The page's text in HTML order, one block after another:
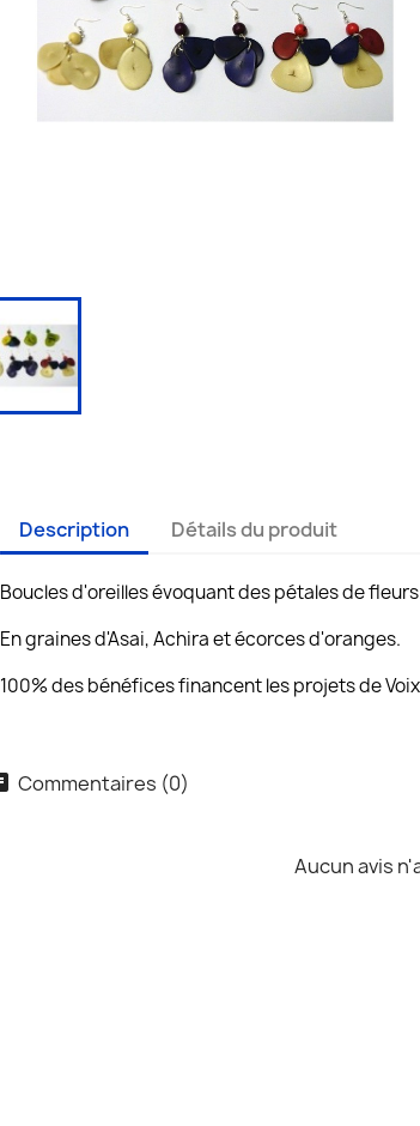
Description Détails du produit
Boucles d'oreilles évoquant des pétales de
En graines d'Asai, Achira et écorces d'oranges.
100% des bénéfices financent les projets de
Commentaires (0)
Aucun avis